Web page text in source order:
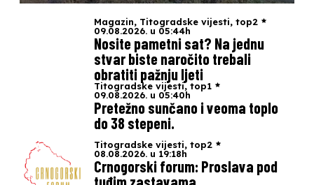
Magazin, Titogradske vijesti, top2
09.08.2026. u 05:44h
Nosite pametni sat? Na jednu
stvar biste naročito trebali
obratiti pažnju ljeti
Titogradske vijesti, top1
09.08.2026. u 05:40h
Pretežno sunčano i veoma toplo
do 38 stepeni.
Titogradske vijesti, top2
08.08.2026. u 19:18h
Crnogorski forum: Proslava pod